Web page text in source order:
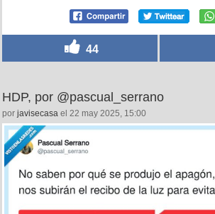
44
HDP, por @pascual_serrano
por javisecasa el 22 may 2025, 15:00